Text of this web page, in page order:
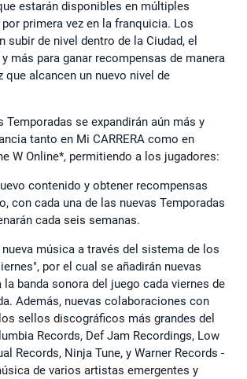
estarán disponibles en múltiples
primera vez en la franquicia. Los
subir de nivel dentro de la Ciudad, el
más para ganar recompensas de manera
que alcancen un nuevo nivel de
Temporadas se expandirán aún más y
tanto en Mi CARRERA como en
W Online*, permitiendo a los jugadores:
contenido y obtener recompensas
con cada una de las nuevas Temporadas
cada seis semanas.
música a través del sistema de los
por el cual se añadirán nuevas
la banda sonora del juego cada viernes de
Además, nuevas colaboraciones con
sellos discográficos más grandes del
Records, Def Jam Recordings, Low
Records, Ninja Tune, y Warner Records -
de varios artistas emergentes y